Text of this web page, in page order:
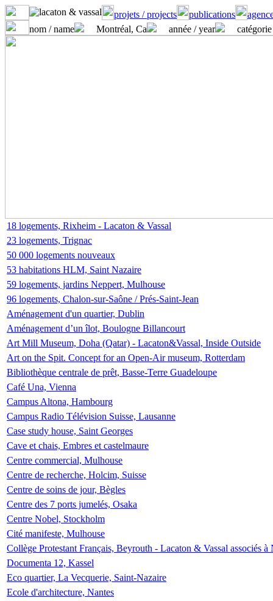
projets / projects publications
nom / name
Montréal, Ca année / year
18 logements, Rixheim - Lacaton & Vassal
23 logements, Trignac
50 000 logements nouveaux
53 habitations HLM, Saint Nazaire
59 logements, jardins Neppert, Mulhouse
96 logements, Chalon-sur-Saône / Prés-Saint-Jean
Aménagement d'un quartier, Dublin
Aménagement d’un îlot, Boulogne Billancourt
Art Mill Museum, Doha (Qatar) - Lacaton&Vassal, Inside Outside
Art on the Spit. Concept for an Open-Air museum, Rotterdam
Bibliothèque centrale de prêt, Basse-Terre Guadeloupe
Café Una, Vienna
Campus Altona, Hambourg
Campus Radio Télévision Suisse, Lausanne
Case study house, Saint Georges
Cave et chais, Embres et castelmaure
Centre commercial, Mulhouse
Centre de recherche, Holcim, Suisse
Centre de soins de jour, Bègles
Centre des 7 ports jumelés, Osaka
Centre Nobel, Stockholm
Cité manifeste, Mulhouse
Collège Protestant Français, Beyrouth - Lacaton & Vassal associés
Documenta 12, Kassel
Eco quartier, La Vecquerie, Saint-Nazaire
Ecole d'architecture, Nantes